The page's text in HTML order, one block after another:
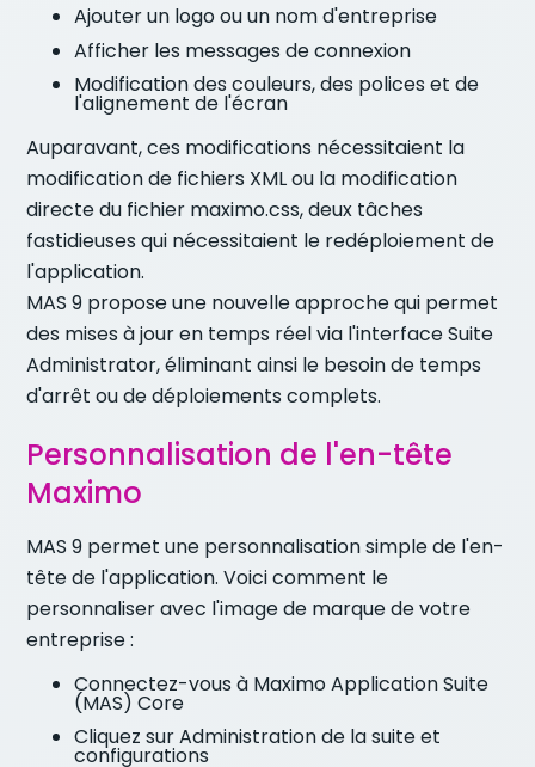
Ajouter un logo ou un nom d'entreprise
Afficher les messages de connexion
Modification des couleurs, des polices et de
l'alignement de l'écran
Auparavant, ces modifications nécessitaient la
modification de fichiers XML ou la modification
directe du fichier maximo.css, deux tâches
fastidieuses qui nécessitaient le redéploiement de
l'application.
MAS 9 propose une nouvelle approche qui permet
des mises à jour en temps réel via l'interface Suite
Administrator, éliminant ainsi le besoin de temps
d'arrêt ou de déploiements complets.
Personnalisation de l'en-tête
Maximo
MAS 9 permet une personnalisation simple de l'en-
tête de l'application. Voici comment le
personnaliser avec l'image de marque de votre
entreprise :
Connectez-vous à Maximo Application Suite
(MAS) Core
Cliquez sur Administration de la suite et
configurations